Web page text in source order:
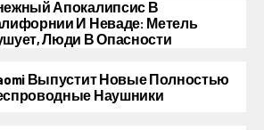
Апокалипсис В
И Неваде: Метель
Люди В Опасности
Выпустит Новые Полностью
Наушники